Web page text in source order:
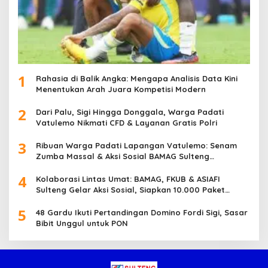
1
Rahasia di Balik Angka: Mengapa Analisis Data Kini
Menentukan Arah Juara Kompetisi Modern
2
Dari Palu, Sigi Hingga Donggala, Warga Padati
Vatulemo Nikmati CFD & Layanan Gratis Polri
3
Ribuan Warga Padati Lapangan Vatulemo: Senam
Zumba Massal & Aksi Sosial BAMAG Sulteng
4
Kolaborasi Lintas Umat: BAMAG, FKUB & ASIAFI
Sulteng Gelar Aksi Sosial, Siapkan 10.000 Paket
5
48 Gardu Ikuti Pertandingan Domino Fordi Sigi, Sasar
Bibit Unggul untuk PON